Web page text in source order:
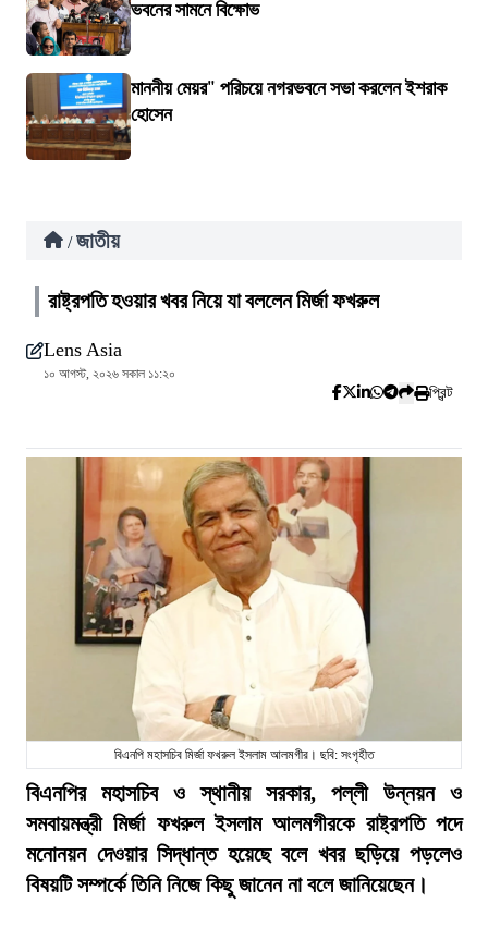
ভবনের সামনে বিক্ষোভ
মাননীয় মেয়র" পরিচয়ে নগরভবনে সভা করলেন ইশরাক
হোসেন
/ জাতীয়
রাষ্ট্রপতি হওয়ার খবর নিয়ে যা বললেন মির্জা ফখরুল
Lens Asia
১০ আগস্ট, ২০২৬ সকাল ১১:২০
প্রিন্ট
বিএনপি মহাসচিব মির্জা ফখরুল ইসলাম আলমগীর। ছবি: সংগৃহীত
বিএনপির মহাসচিব ও স্থানীয় সরকার, পল্লী উন্নয়ন ও
সমবায়মন্ত্রী মির্জা ফখরুল ইসলাম আলমগীরকে রাষ্ট্রপতি পদে
মনোনয়ন দেওয়ার সিদ্ধান্ত হয়েছে বলে খবর ছড়িয়ে পড়লেও
বিষয়টি সম্পর্কে তিনি নিজে কিছু জানেন না বলে জানিয়েছেন।